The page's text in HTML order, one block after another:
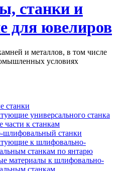
станки и
для ювелиров
и металлов, в том числе
условиях
станки
универсального станка
части к станкам
шлифовальный станки
к шлифовально-
станкам по янтарю
материалы к шлифовально-
станкам